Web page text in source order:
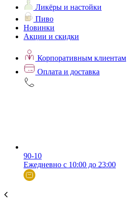
Ликёры и настойки
Пиво
Новинки
Акции и скидки
Корпоративным клиентам
Оплата и доставка
90-10
Ежедневно с 10:00 до 23:00